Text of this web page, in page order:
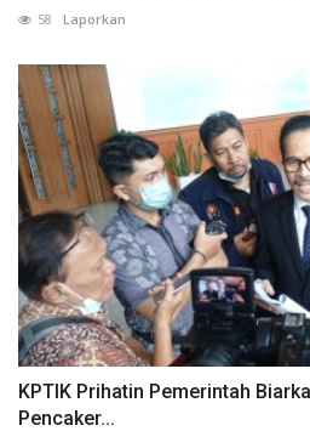
58 Laporkan
KPTIK Prihatin Pemerintah
Pencaker...